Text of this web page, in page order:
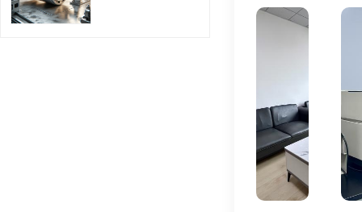
环境适应性检测
高低温性能(-
紧急制动下的冲击耐受性
故障模式分析(如断齿、
四、检测标准
国际标准
ISO 1328-1:2020《圆